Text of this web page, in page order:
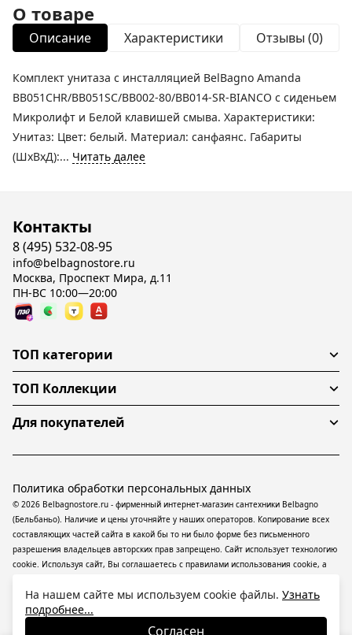
О товаре
Описание Характеристики Отзывы (0)
Комплект унитаза с инсталляцией BelBagno Amanda
BB051CHR/BB051SC/BB002-80/BB014-SR-BIANCO с сиденьем
Микролифт и Белой клавишей смыва. Характеристики:
Унитаз: Цвет: белый. Материал: санфаянс. Габариты
(ШхВхД):... Читать далее
Контакты
8 (495) 532-08-95
info@belbagnostore.ru
Москва, Проспект Мира, д.11
ПН-ВС 10:00—20:00
ТОП категории
ТОП Коллекции
Для покупателей
© 2026 Belbagnostore.ru - фирменный интернет-магазин сантехники Belbagno
(Бельбаньо). Наличие и цены уточняйте у наших операторов. Копирование всех
составляющих частей сайта в какой бы то ни было форме без письменного
разрешения владельцев авторских прав запрещено. Сайт использует технологию
cookie. Используя сайт, Вы соглашаетесь с правилами использования cookie, а
ресурсе применяютсярекомендательные технологии(информационные
технологии предоставления информации на основе сбора, систематизации и
анализа сведений, относящихся к предпочтениям пользователей сети
Политика обработки персональных данных
На нашем сайте мы используем cookie файлы. Узнать
подробнее...
Согласен